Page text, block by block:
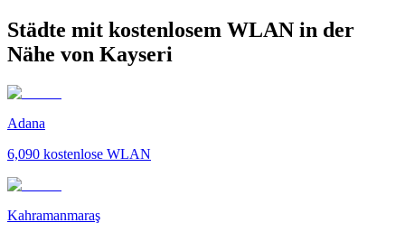
Städte mit kostenlosem WLAN in der
Nähe von Kayseri
Adana
6,090 kostenlose WLAN
Kahramanmaraş